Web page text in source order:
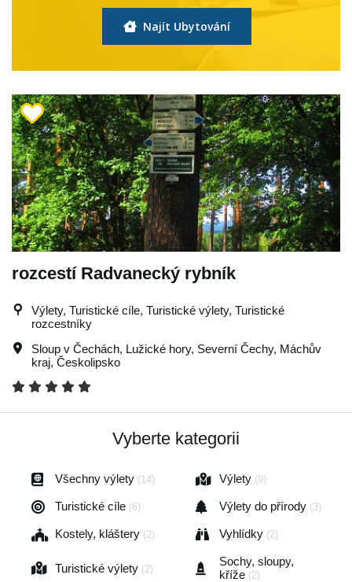
Vyberte kategorii
Všechny výlety (14) Výlety (9)
Turistické cíle (6) Výlety do přírody (3)
Kostely, kláštery (2) Vyhlídky (2)
Turistické výlety (2)
Sochy, sloupy,
kříže (2)
Najít Ubytování
rozcestí Radvanecký rybník
Výlety, Turistické cíle, Turistické výlety, Turistické
rozcestníky
Sloup v Čechách, Lužické hory, Severní Čechy, Máchův
kraj, Českolipsko